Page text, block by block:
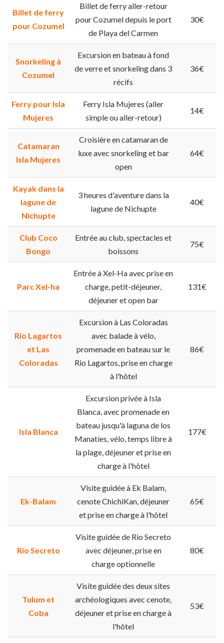
Billet de ferry
pour Cozumel
Billet de ferry aller-retour
pour Cozumel depuis le port
de Playa del Carmen
30€
Snorkeling à
Cozumel
Excursion en bateau à fond
de verre et snorkeling dans 3
récifs
36€
Ferry pour Isla
Mujeres
Ferry Isla Mujeres (aller
simple ou aller-retour)
14€
Catamaran
Isla Mujeres
Croisière en catamaran de
luxe avec snorkeling et bar
open
64€
Kayak dans la
lagune de
Nichupte
3 heures d'aventure dans la
lagune de Nichupte
40€
Club Coco
Bongo
Entrée au club, spectacles et
boissons
75€
Parc Xel-ha
Entrée à Xel-Ha avec prise en
charge, petit-déjeuner,
déjeuner et open bar
131€
Rio Lagartos
et Las
Coloradas
Excursion à Las Coloradas
avec balade à vélo,
promenade en bateau sur le
Rio Lagartos, prise en charge
à l'hôtel
86€
Isla Blanca
Excursion privée à Isla
Blanca, avec promenade en
bateau jusqu'à laguna de los
Manatíes, vélo, temps libre à
la plage, déjeuner et prise en
charge à l'hôtel
177€
Ek-Balam
Visite guidée à Ek Balam,
cenote ChichiKan, déjeuner
et prise en charge à l'hôtel
65€
Rio Secreto
Visite guidée de Rio Secreto
avec déjeuner, prise en
charge optionnelle
80€
Tulum et
Coba
Visite guidée des deux sites
archéologiques avec cenote,
déjeuner et prise en charge à
l'hôtel
53€